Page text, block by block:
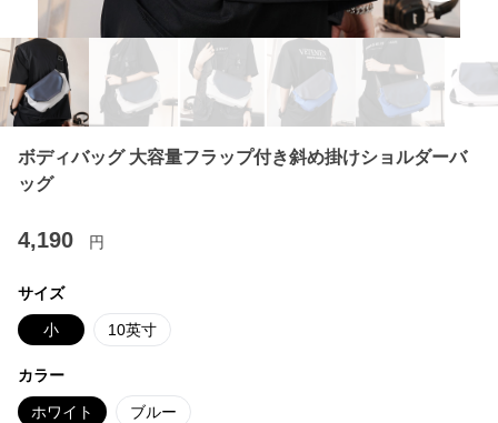
ボディバッグ 大容量フラップ付き斜め掛けショルダーバ
ッグ
4,190 円
サイズ
小 10英寸
カラー
ホワイト ブルー